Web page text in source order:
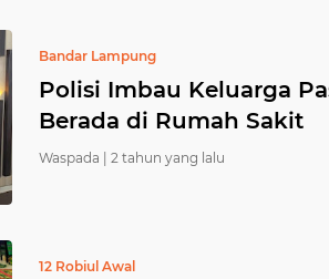
Bandar Lampung
Polisi Imbau Keluarga
Berada di Rumah Sakit
Waspada | 2 tahun yang lalu
12 Robiul Awal